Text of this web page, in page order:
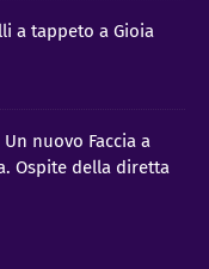
a tappeto a Gioia
nuovo Faccia a
Ospite della diretta